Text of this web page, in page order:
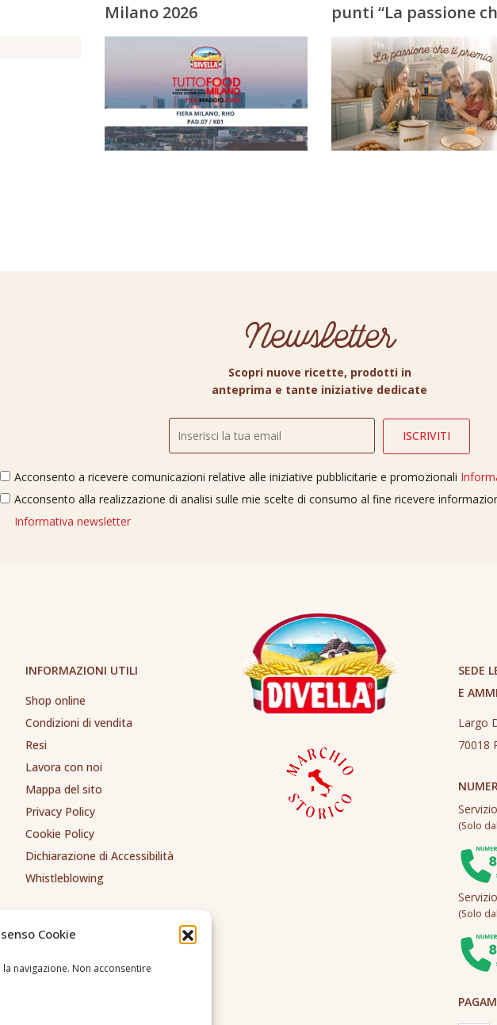
Cookie
navigazione. Non acconsentire
Milano 2026
punti “La passione
premia”
Newsletter
Scopri nuove ricette, prodotti in
anteprima e tante iniziative dedicate
Acconsento a ricevere comunicazioni relative alle iniziative pubblicitarie e promozionali
Acconsento alla realizzazione di analisi sulle mie scelte di consumo al fine ricevere
Informativa newsletter
INFORMAZIONI UTILI
Shop online
Condizioni di vendita
Resi
Lavora con noi
Mappa del sito
Privacy Policy
Cookie Policy
Dichiarazione di Accessibilità
Whistleblowing
SEDE
E
Largo
70018
(Solo
(Solo